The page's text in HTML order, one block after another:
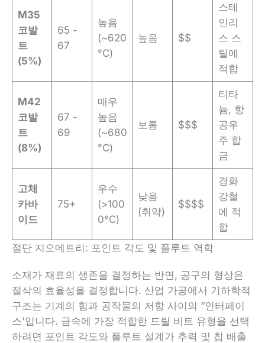
M35
코발
트
(5%)
65 -
67
높음
(~620
°C)
높음 $$
스테
인리
스 스
틸에
적합
M42
코발
트
(8%)
67 -
69
매우
높음
(~680
°C)
보통 $$$
티타
늄, 항
공우
주 합
금
고체
카바
이드
75+
우수
(>100
0°C)
낮음
(취약)
$$$$
경화
강철
에 적
합
절단 지오메트리: 포인트 각도 및 플루트 역학
소재가 재료의 생존을 결정하는 반면, 공구의 형상은
절삭의 효율성을 결정합니다. 산업 가공에서 기하학적
구조는 기계의 힘과 공작물의 저항 사이의 “인터페이
스'입니다. 금속에 가장 적합한 드릴 비트 유형을 선택
하려면 포인트 각도와 플루트 설계가 추력 및 칩 배출